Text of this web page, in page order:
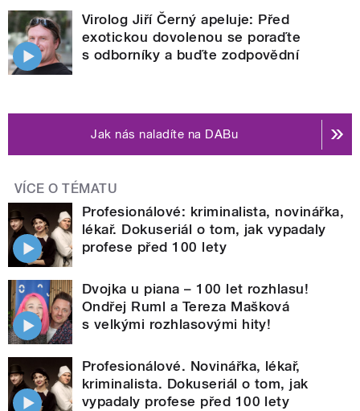
Virolog Jiří Černý apeluje: Před
exotickou dovolenou se poraďte
s odborníky a buďte zodpovědní
Jak nás naladíte na DABu
VÍCE O TÉMATU
Profesionálové: kriminalista, novinářka,
lékař. Dokuseriál o tom, jak vypadaly
profese před 100 lety
Dvojka u piana – 100 let rozhlasu!
Ondřej Ruml a Tereza Mašková
s velkými rozhlasovými hity!
Profesionálové. Novinářka, lékař,
kriminalista. Dokuseriál o tom, jak
vypadaly profese před 100 lety